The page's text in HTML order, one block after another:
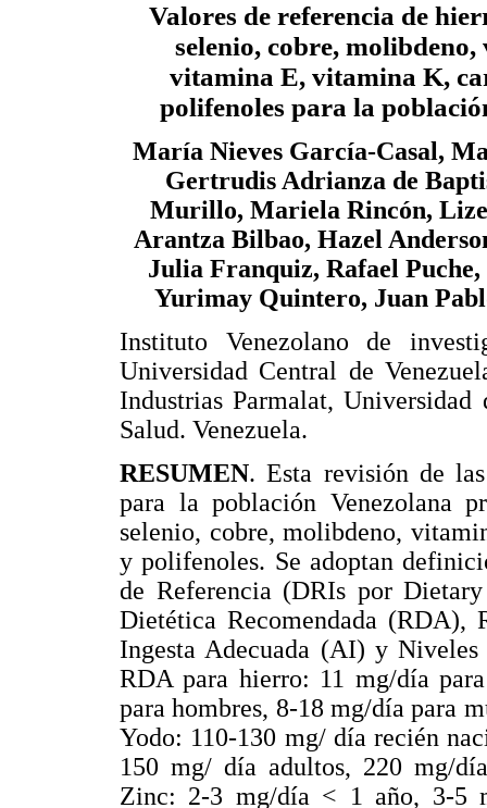
Valores de referencia de
selenio, cobre,
vitamina E, vitamina K,
polifenoles para la
María Nieves García-Casal,
Gertrudis Adrianza de
Murillo, Mariela Rincón,
Arantza Bilbao, Hazel
Julia Franquiz, Rafael
Yurimay Quintero, Juan
Instituto Venezolano de
Universidad Central de
Industrias Parmalat,
Salud. Venezuela.
RESUMEN. Esta revisión de
para la población Venezolana
selenio, cobre, molibdeno,
y polifenoles. Se adoptan
de Referencia (DRIs por
Dietética Recomendada (RDA),
Ingesta Adecuada (AI) y
RDA para hierro: 11 mg/día
para hombres, 8-18 mg/día para
Yodo: 110-130 mg/ día recién
150 mg/ día adultos, 220 mg/
Zinc: 2-3 mg/día < 1 año, 3-5